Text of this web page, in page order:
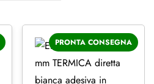
PRONTA CONSEGNA